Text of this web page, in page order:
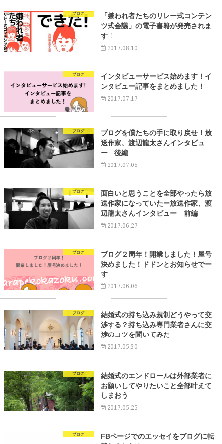
ブログ
「嫌われ者たちのリレー式コンテン
ツ式会議」の電子書籍が発売されま
す！
2017.08.10
ブログ
インタビューサービス始めます！イ
ンタビュー記事をまとめました！
2017.07.17
ブログ
ブログを僕たちの手に取り戻せ！放
送作家、渡辺龍太さんインタビュ
ー 後編
2017.07.05
ブログ
面白いと思うことを全部やったら放
送作家になっていたー放送作家、渡
辺龍太さんインタビュー 前編
2017.06.27
ブログ
ブログ２周年！開業しました！屋号
決めました！ドドンとお知らせでー
す
2017.06.06
ブログ
結婚式の持ち込み規制どうやって交
渉する？持ち込み専門業者さんに交
渉のコツを聞いてみた
2017.05.30
ブログ
結婚式のエンドロールは外部業者に
お願いしてやりたいこと全部叶えて
しまおう
2017.05.25
ブログ
FBページでのエッセイをブログに転